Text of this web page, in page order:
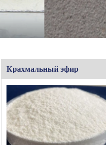
Крахмальный эфир